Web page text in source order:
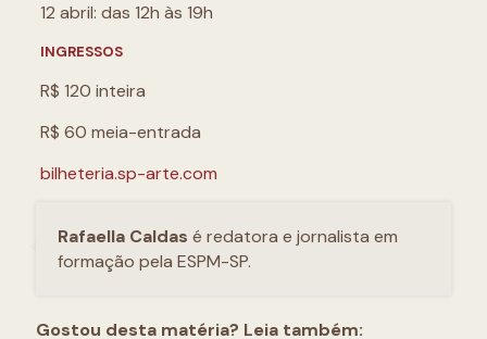
12 abril: das 12h às 19h
INGRESSOS
R$ 120 inteira
R$ 60 meia-entrada
bilheteria.sp-arte.com
Rafaella Caldas é redatora e jornalista em
formação pela ESPM-SP.
Gostou desta matéria? Leia também: